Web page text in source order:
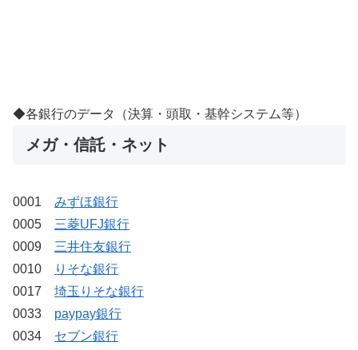
◆各銀行のデータ（決算・頭取・基幹システム等）
メガ・信託・ネット
0001 みずほ銀行
0005 三菱UFJ銀行
0009 三井住友銀行
0010
りそな銀行
0017 埼玉りそな銀行
0033 paypay銀行
0034 セブン銀行